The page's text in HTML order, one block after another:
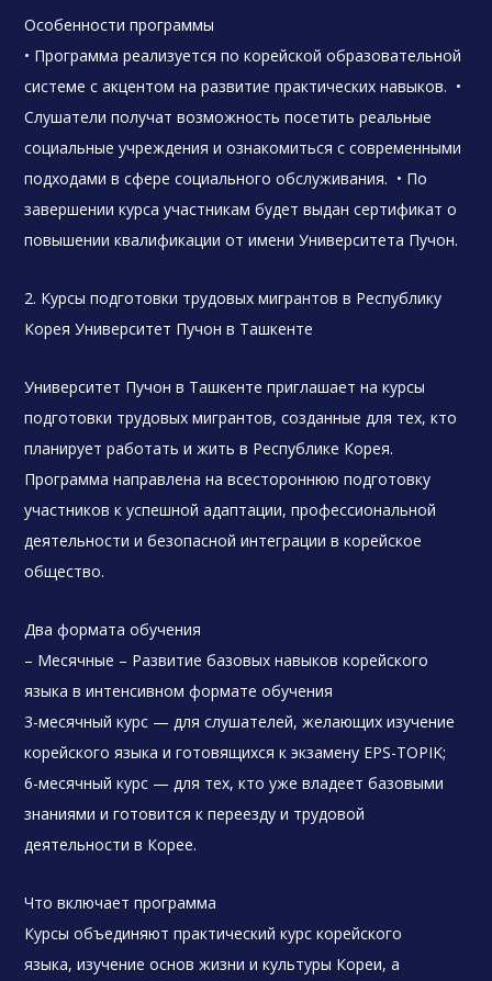
Особенности программы
• Программа реализуется по корейской образовательной
системе с акцентом на развитие практических навыков. •
Слушатели получат возможность посетить реальные
социальные учреждения и ознакомиться с современными
подходами в сфере социального обслуживания. • По
завершении курса участникам будет выдан сертификат о
повышении квалификации от имени Университета Пучон.
2. Курсы подготовки трудовых мигрантов в Республику
Корея Университет Пучон в Ташкенте
Университет Пучон в Ташкенте приглашает на курсы
подготовки трудовых мигрантов, созданные для тех, кто
планирует работать и жить в Республике Корея.
Программа направлена на всестороннюю подготовку
участников к успешной адаптации, профессиональной
деятельности и безопасной интеграции в корейское
общество.
Два формата обучения
– Месячные – Развитие базовых навыков корейского
языка в интенсивном формате обучения
3-месячный курс — для слушателей, желающих изучение
корейского языка и готовящихся к экзамену EPS-TOPIK;
6-месячный курс — для тех, кто уже владеет базовыми
знаниями и готовится к переезду и трудовой
деятельности в Корее.
Что включает программа
Курсы объединяют практический курс корейского
языка, изучение основ жизни и культуры Кореи, а